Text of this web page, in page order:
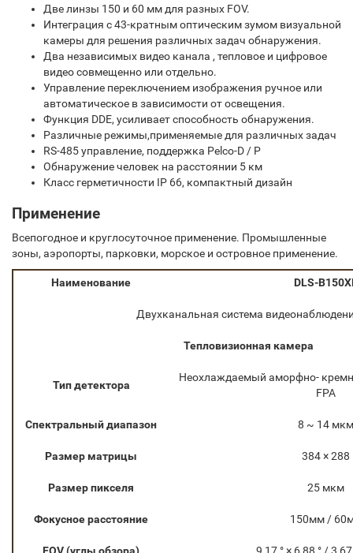
Две линзы 150 и 60 мм для разных FOV.
Интеграция с 43-кратным оптическим зумом визуальной
камеры для решения различных задач обнаружения.
Два независимых видео канала , тепловое и цифровое
видео совмещенно или отдельно.
Управление переключением изображения ручное или
автоматическое в зависимости от освещения.
Функция DDE, усиливает способность обнаружения.
Различные режимы,применяемые для различных задач
RS-485 управление, поддержка Pelco-D / P
Обнаружение человек на расстоянии 5 км
Класс герметичности IP 66, компактный дизайн
Применение
Всепогодное и круглосуточное применение. Промышленные
зоны, аэропорты, парковки, морское и островное применение.
Наименование DLS-
Двухканальная система
Тепловизионная камера
Тип детектора
Неохлаждаемый аморфно-
FPA
Спектральный диапазон 8 ~ 14 мкм
Размер матрицы 384 × 288
Размер пикселя 25 мкм
Фокусное расстояние 150мм /